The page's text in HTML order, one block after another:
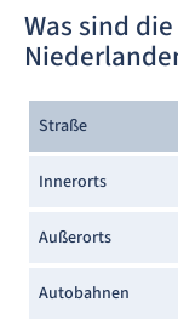
Was sind
Straße
Innerorts
Außerorts
Autobahnen